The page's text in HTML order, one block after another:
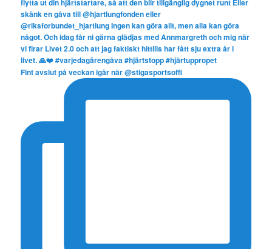
Fint avslut på veckan igår när @stigasportsoffi